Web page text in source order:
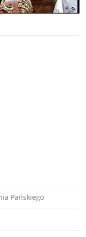
Pańskiego